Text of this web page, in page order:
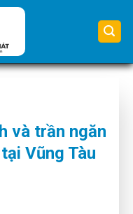
và trần ngăn
Vũng Tàu